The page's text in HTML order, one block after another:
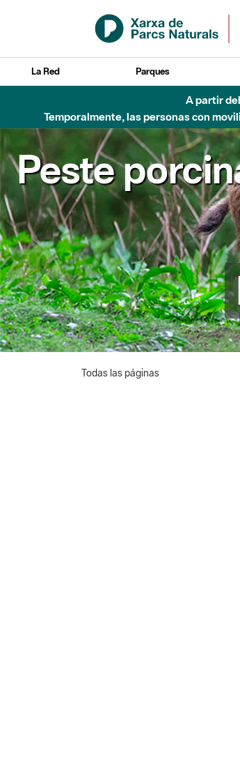
Saltar al contenido principal
La Red Parques
A partir
Temporalmente, las personas con
Peste
Todas las páginas